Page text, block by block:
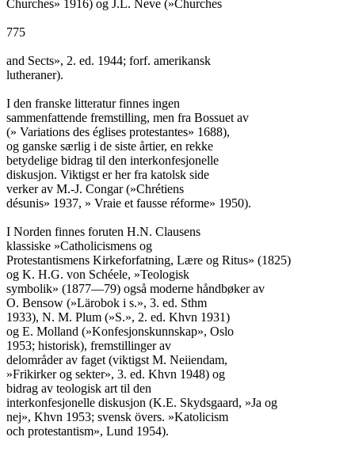
Churches» 1916) og J.L. Neve (»Churches
775
and Sects», 2. ed. 1944; forf. amerikansk
lutheraner).
I den franske litteratur finnes ingen
sammenfattende fremstilling, men fra Bossuet av
(» Variations des églises protestantes» 1688),
og ganske særlig i de siste årtier, en rekke
betydelige bidrag til den interkonfesjonelle
diskusjon. Viktigst er her fra katolsk side
verker av M.-J. Congar (»Chrétiens
désunis» 1937, » Vraie et fausse réforme» 1950).
I Norden finnes foruten H.N. Clausens
klassiske »Catholicismens og
Protestantismens Kirkeforfatning, Lære og Ritus» (1825)
og K. H.G. von Schéele, »Teologisk
symbolik» (1877—79) også moderne håndbøker av
O. Bensow (»Lärobok i s.», 3. ed. Sthm
1933), N. M. Plum (»S.», 2. ed. Khvn 1931)
og E. Molland (»Konfesjonskunnskap», Oslo
1953; historisk), fremstillinger av
delområder av faget (viktigst M. Neiiendam,
»Frikirker og sekter», 3. ed. Khvn 1948) og
bidrag av teologisk art til den
interkonfesjonelle diskusjon (K.E. Skydsgaard, »Ja og
nej», Khvn 1953; svensk övers. »Katolicism
och protestantism», Lund 1954).